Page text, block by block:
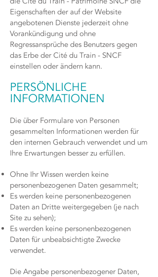
Eigenschaften der auf der Website
angebotenen Dienste jederzeit ohne
Vorankündigung und ohne
Regressansprüche des Benutzers gegen
das Erbe der Cité du Train - SNCF
einstellen oder ändern kann.
PERSÖNLICHE
INFORMATIONEN
Die über Formulare von Personen
gesammelten Informationen werden für
den internen Gebrauch verwendet und um
Ihre Erwartungen besser zu erfüllen.
Ohne Ihr Wissen werden keine
personenbezogenen Daten gesammelt;
Es werden keine personenbezogenen
Daten an Dritte weitergegeben (je nach
Site zu sehen);
Es werden keine personenbezogenen
Daten für unbeabsichtigte Zwecke
verwendet.
Die Angabe personenbezogener Daten,